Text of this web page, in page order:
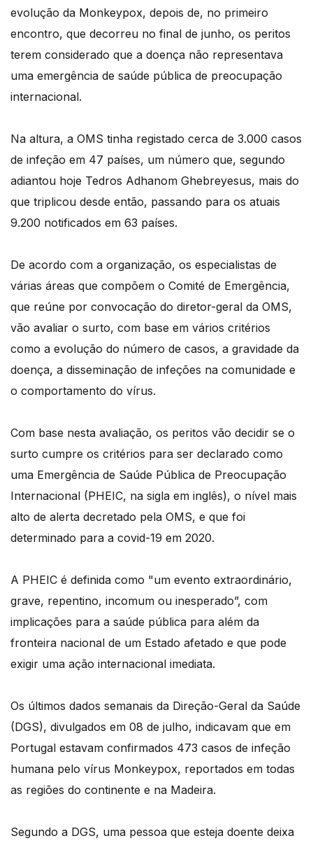
evolução da Monkeypox, depois de, no primeiro
encontro, que decorreu no final de junho, os peritos
terem considerado que a doença não representava
uma emergência de saúde pública de preocupação
internacional.
Na altura, a OMS tinha registado cerca de 3.000 casos
de infeção em 47 países, um número que, segundo
adiantou hoje Tedros Adhanom Ghebreyesus, mais do
que triplicou desde então, passando para os atuais
9.200 notificados em 63 países.
De acordo com a organização, os especialistas de
várias áreas que compõem o Comité de Emergência,
que reúne por convocação do diretor-geral da OMS,
vão avaliar o surto, com base em vários critérios
como a evolução do número de casos, a gravidade da
doença, a disseminação de infeções na comunidade e
o comportamento do vírus.
Com base nesta avaliação, os peritos vão decidir se o
surto cumpre os critérios para ser declarado como
uma Emergência de Saúde Pública de Preocupação
Internacional (PHEIC, na sigla em inglês), o nível mais
alto de alerta decretado pela OMS, e que foi
determinado para a covid-19 em 2020.
A PHEIC é definida como "um evento extraordinário,
grave, repentino, incomum ou inesperado”, com
implicações para a saúde pública para além da
fronteira nacional de um Estado afetado e que pode
exigir uma ação internacional imediata.
Os últimos dados semanais da Direção-Geral da Saúde
(DGS), divulgados em 08 de julho, indicavam que em
Portugal estavam confirmados 473 casos de infeção
humana pelo vírus Monkeypox, reportados em todas
as regiões do continente e na Madeira.
Segundo a DGS, uma pessoa que esteja doente deixa